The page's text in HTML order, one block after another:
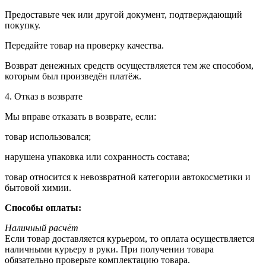
Предоставьте чек или другой документ, подтверждающий
покупку.
Передайте товар на проверку качества.
Возврат денежных средств осуществляется тем же способом,
которым был произведён платёж.
4. Отказ в возврате
Мы вправе отказать в возврате, если:
товар использовался;
нарушена упаковка или сохранность состава;
товар относится к невозвратной категории автокосметики и
бытовой химии.
Способы оплаты:
Наличный расчёт
Если товар доставляется курьером, то оплата осуществляется
наличными курьеру в руки. При получении товара
обязательно проверьте комплектацию товара.